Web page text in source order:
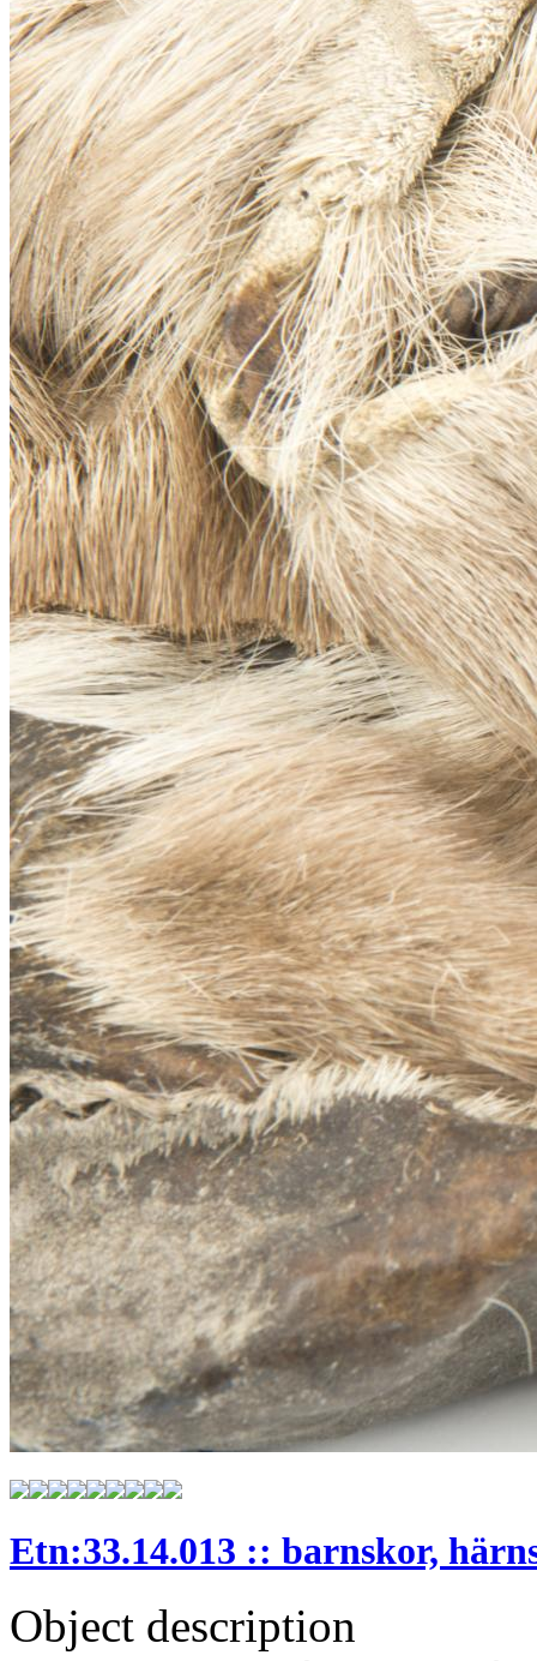
Etn:33.14.013 :: barnskor,
Object description